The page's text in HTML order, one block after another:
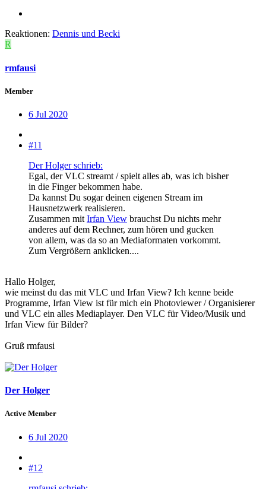
Reaktionen: Dennis und Becki
R
rmfausi
Member
6 Jul 2020
#11
Der Holger schrieb:
Egal, der VLC streamt / spielt alles ab, was ich bisher
in die Finger bekommen habe.
Da kannst Du sogar deinen eigenen Stream im
Hausnetzwerk realisieren.
Zusammen mit Irfan View brauchst Du nichts mehr
anderes auf dem Rechner, zum hören und gucken
von allem, was da so an Mediaformaten vorkommt.
Zum Vergrößern anklicken....
Hallo Holger,
wie meinst du das mit VLC und Irfan View? Ich kenne beide
Programme, Irfan View ist für mich ein Photoviewer / Organisierer
und VLC ein alles Mediaplayer. Den VLC für Video/Musik und
Irfan View für Bilder?
Gruß rmfausi
Der Holger
Active Member
6 Jul 2020
#12